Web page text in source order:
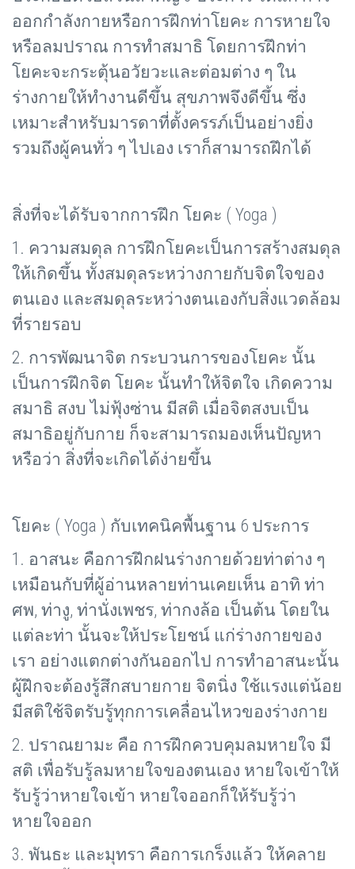
ออกกำลังกายหรือการฝึกท่าโยคะ การหายใจ
หรือลมปราณ การทำสมาธิ โดยการฝึกท่า
โยคะจะกระตุ้นอวัยวะและต่อมต่าง ๆ ใน
ร่างกายให้ทำงานดีขึ้น สุขภาพจึงดีขึ้น ซึ่ง
เหมาะสำหรับมารดาที่ตั้งครรภ์เป็นอย่างยิ่ง
รวมถึงผู้คนทั่ว ๆ ไปเอง เราก็สามารถฝึกได้
สิ่งที่จะได้รับจากการฝึก โยคะ ( Yoga )
1. ความสมดุล การฝึกโยคะเป็นการสร้างสมดุล
ให้เกิดขึ้น ทั้งสมดุลระหว่างกายกับจิตใจของ
ตนเอง และสมดุลระหว่างตนเองกับสิ่งแวดล้อม
ที่รายรอบ
2. การพัฒนาจิต กระบวนการของโยคะ นั้น
เป็นการฝึกจิต โยคะ นั้นทำให้จิตใจ เกิดความ
สมาธิ สงบ ไม่ฟุ้งซ่าน มีสติ เมื่อจิตสงบเป็น
สมาธิอยู่กับกาย ก็จะสามารถมองเห็นปัญหา
หรือว่า สิ่งที่จะเกิดได้ง่ายขึ้น
โยคะ ( Yoga ) กับเทคนิคพื้นฐาน 6 ประการ
1. อาสนะ คือการฝึกฝนร่างกายด้วยท่าต่าง ๆ
เหมือนกับที่ผู้อ่านหลายท่านเคยเห็น อาทิ ท่า
ศพ, ท่างู, ท่านั่งเพชร, ท่ากงล้อ เป็นต้น โดยใน
แต่ละท่า นั้นจะให้ประโยชน์ แก่ร่างกายของ
เรา อย่างแตกต่างกันออกไป การทำอาสนะนั้น
ผู้ฝึกจะต้องรู้สึกสบายกาย จิตนิ่ง ใช้แรงแต่น้อย
มีสติใช้จิตรับรู้ทุกการเคลื่อนไหวของร่างกาย
2. ปราณยามะ คือ การฝึกควบคุมลมหายใจ มี
สติ เพื่อรับรู้ลมหายใจของตนเอง หายใจเข้าให้
รับรู้ว่าหายใจเข้า หายใจออกก็ให้รับรู้ว่า
หายใจออก
3. พันธะ และมุทรา คือการเกร็งแล้ว ให้คลาย